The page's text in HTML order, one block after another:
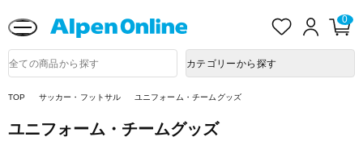
入
ロ
ン
0
品
検
カテゴリーから探す
TOP サッカー・フットサル ユニフォーム・チームグッズ
ユニフォーム・チームグッズ